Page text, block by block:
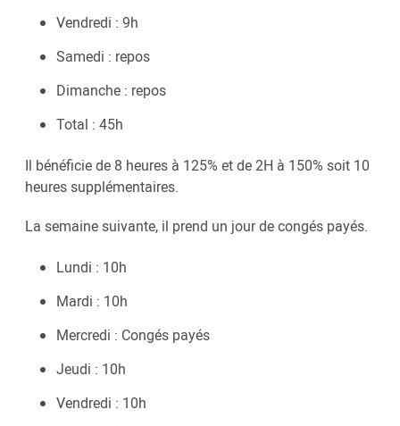
Vendredi : 9h
Samedi : repos
Dimanche : repos
Total : 45h
Il bénéficie de 8 heures à 125% et de 2H à 150% soit 10
heures supplémentaires.
La semaine suivante, il prend un jour de congés payés.
Lundi : 10h
Mardi : 10h
Mercredi : Congés payés
Jeudi : 10h
Vendredi : 10h